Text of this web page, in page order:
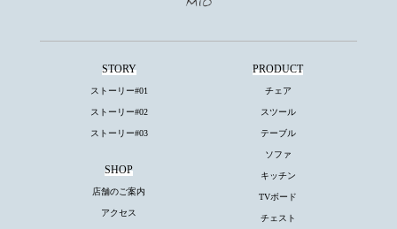
STORY
ストーリー#01
ストーリー#02
ストーリー#03
SHOP
店舗のご案内
アクセス
PRODUCT
チェア
スツール
テーブル
ソファ
キッチン
TVボード
チェスト